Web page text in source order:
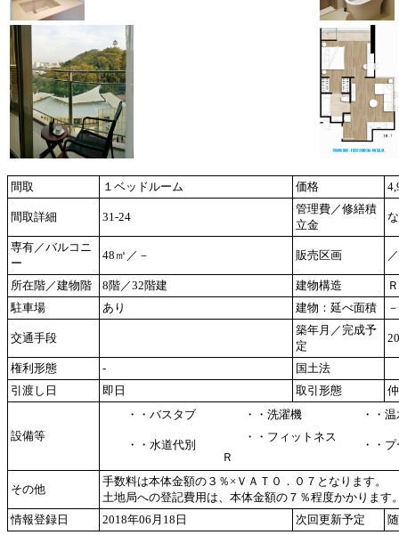
間取 １ベッドルーム 価格
間取詳細 31-24
管理費／修繕積
立金
専有／バルコニ
ー
48㎡／－ 販売区画 ／
所在階／建物階 8階／32階建 建物構造
駐車場
あり 建物：延べ面積
交通手段
築年月／完成予
定
権利形態 -
国土法
引渡し日
即日 取引形態
設備等
・・バスタブ ・・洗濯機 ・・
・・水道代別
・・フィットネス
Ｒ
・・
その他
手数料は本体金額の３％×ＶＡＴ０．０７となります。
土地局への登記費用は、本体金額の７％程度かかります
情報登録日
2018年06月18日 次回更新予定